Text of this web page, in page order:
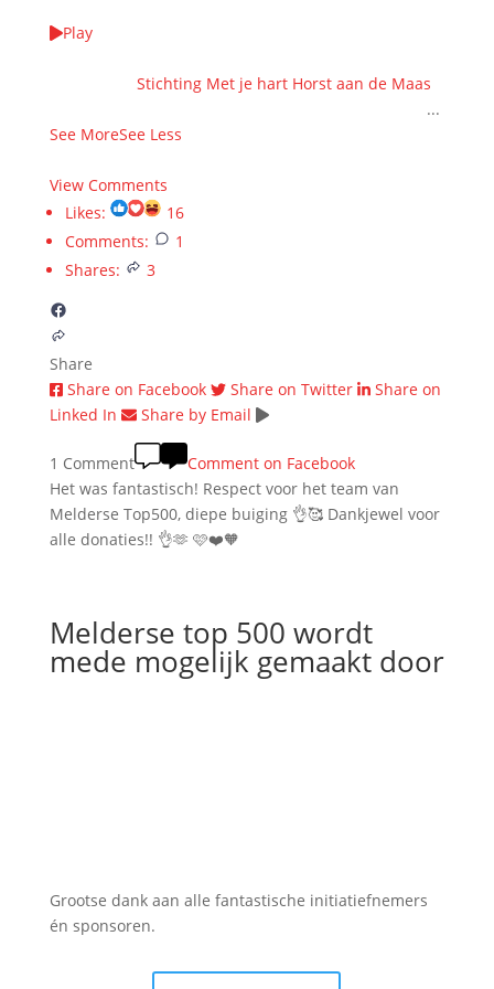
Play
Stichting Met je hart Horst aan de Maas
...
See MoreSee Less
View Comments
Likes:
16
Comments:
1
Shares:
3
Share
Share on Facebook
Share on Twitter
Share on
Linked In
Share by Email
1 Comment
Comment on Facebook
Het was fantastisch! Respect voor het team van
Melderse Top500, diepe buiging 👌🥰 Dankjewel voor
alle donaties!! 👌🫶 🩷❤️🧡
Melderse top 500 wordt
mede mogelijk gemaakt door
Grootse dank aan alle fantastische initiatiefnemers
én sponsoren.